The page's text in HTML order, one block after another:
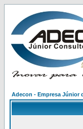
Adecon - Empresa Júnior